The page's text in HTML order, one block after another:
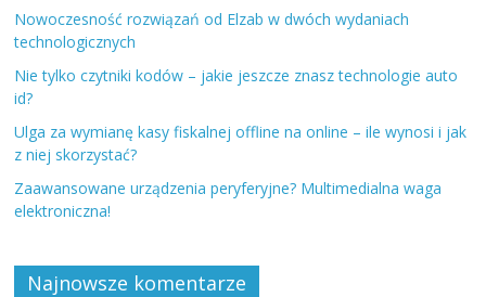
Nowoczesność rozwiązań od Elzab w dwóch wydaniach
technologicznych
Nie tylko czytniki kodów – jakie jeszcze znasz technologie auto
id?
Ulga za wymianę kasy fiskalnej offline na online – ile wynosi i jak
z niej skorzystać?
Zaawansowane urządzenia peryferyjne? Multimedialna waga
elektroniczna!
Najnowsze komentarze